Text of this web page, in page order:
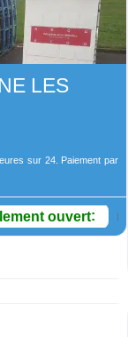
LES
sur 24. Paiement par
ouvert: